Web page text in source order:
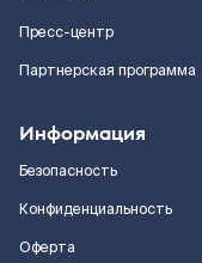
Пресс-центр
Партнерская программа
Информация
Безопасность
Конфиденциальность
Оферта